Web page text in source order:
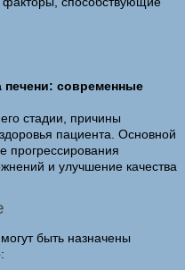
печени: современные
стадии, причины
пациента. Основной
прогрессирования
и улучшение качества
быть назначены